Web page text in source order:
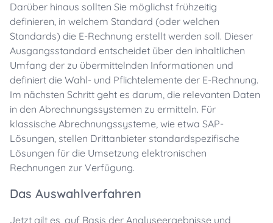
Darüber hinaus sollten Sie möglichst frühzeitig
definieren, in welchem Standard (oder welchen
Standards) die E-Rechnung erstellt werden soll. Dieser
Ausgangsstandard entscheidet über den inhaltlichen
Umfang der zu übermittelnden Informationen und
definiert die Wahl- und Pflichtelemente der E-Rechnung.
Im nächsten Schritt geht es darum, die relevanten Daten
in den Abrechnungssystemen zu ermitteln. Für
klassische Abrechnungssysteme, wie etwa SAP-
Lösungen, stellen Drittanbieter standardspezifische
Lösungen für die Umsetzung elektronischen
Rechnungen zur Verfügung.
Das Auswahlverfahren
Jetzt gilt es, auf Basis der Analyseergebnisse und